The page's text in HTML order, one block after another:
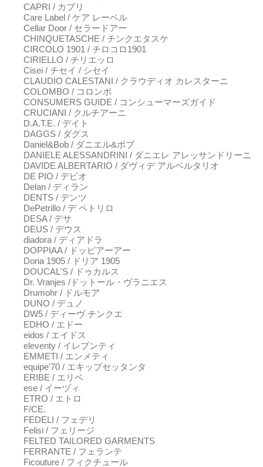
CAPRI / カプリ
Care Label / ケア レーベル
Cellar Door / セラードアー
CHINQUETASCHE / チンクエタスケ
CIRCOLO 1901 / チロコロ1901
CIRIELLO / チリエッロ
Cisei / チセイ / シセイ
CLAUDIO CALESTANI / クラウディオ カレスターニ
COLOMBO / コロンボ
CONSUMERS GUIDE / コンシューマーズガイド
CRUCIANI / クルチアーニ
D.A.T.E. / デイト
DAGGS / ダグス
Daniel&Bob / ダニエル&ボブ
DANIELE ALESSANDRINI / ダニエレ アレッサンドリーニ
DAVIDE ALBERTARIO / ダヴィデ アルベルタリオ
DE PIO / デピオ
Delan / ディラン
DENTS / デンツ
DePetrillo / デ ペトリロ
DESA / デサ
DEUS / デウス
diadora / ディアドラ
DOPPIAA / ドッピアーアー
Doria 1905 / ドリア 1905
DOUCAL'S / ドゥカルス
Dr. Vranjes /ドットール・ヴラニエス
Drumohr / ドルモア
DUNO / デュノ
DW5 / ディーヴ チンクエ
EDHO / エドー
eidos / エイドス
eleventy / イレブンティ
EMMETI / エンメティ
equipe'70 / エキップセッタンタ
ERIBE / エリベ
ese / イーヅィ
ETRO / エトロ
F/CE.
FEDELI / フェデリ
Felisi / フェリージ
FELTED TAILORED GARMENTS
FERRANTE / フェランテ
Ficouture / フィクチュール